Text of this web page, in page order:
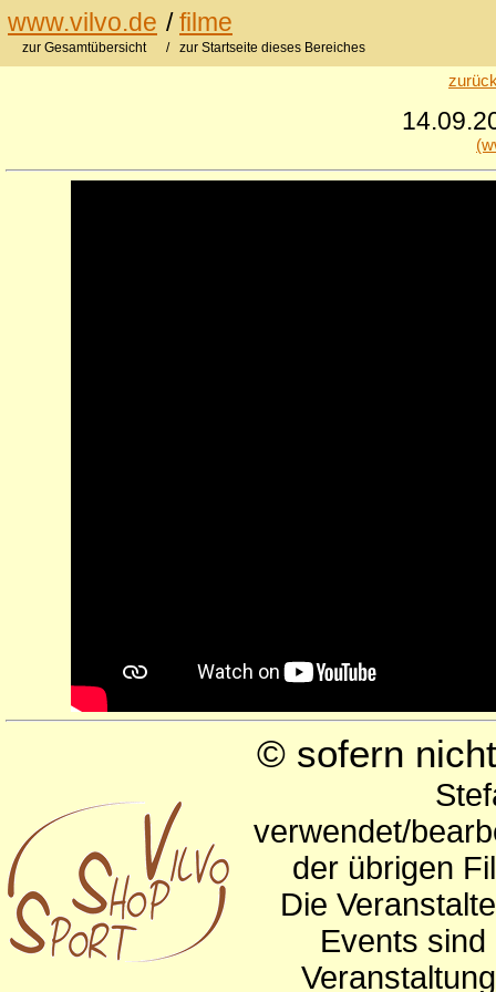
www.vilvo.de /filme
zur Gesamtübersicht / zur Startseite dieses Bereiches
© sofern
verwendet/
der übrigen
Die
Events